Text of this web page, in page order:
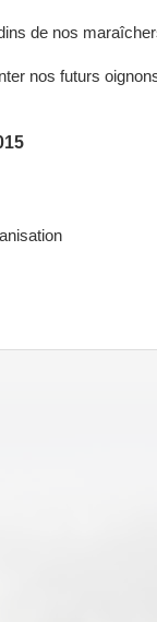
de nos
nos futurs